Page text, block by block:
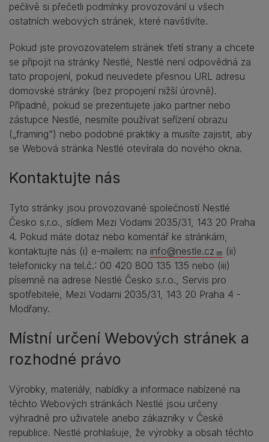
pečlivě si přečetli podmínky provozování u všech
ostatních webových stránek, které navštívíte.
Pokud jste provozovatelem stránek třetí strany a chcete
se připojit na stránky Nestlé, Nestlé není odpovědná za
tato propojení, pokud neuvedete přesnou URL adresu
domovské stránky (bez propojení nižší úrovně).
Případně, pokud se prezentujete jako partner nebo
zástupce Nestlé, nesmíte používat seřízení obrazu
(„framing“) nebo podobné praktiky a musíte zajistit, aby
se Webová stránka Nestlé otevírala do nového okna.
Kontaktujte nás
Tyto stránky jsou provozované společností Nestlé
Česko s.r.o., sídlem Mezi Vodami 2035/31, 143 20 Praha
4. Pokud máte dotaz nebo komentář ke stránkám,
kontaktujte nás (i) e-mailem: na info@nestle.cz
(ii)
telefonicky na tel.č.: 00 420 800 135 135 nebo (iii)
písemně na adrese Nestlé Česko s.r.o., Servis pro
spotřebitele, Mezi Vodami 2035/31, 143 20 Praha 4 -
Modřany.
Místní určení Webových stránek a
rozhodné právo
Výrobky, materiály, nabídky a informace nabízené na
těchto Webových stránkách Nestlé jsou určeny
výhradně pro uživatele anebo zákazníky v České
republice. Nestlé prohlašuje, že výrobky a obsah těchto